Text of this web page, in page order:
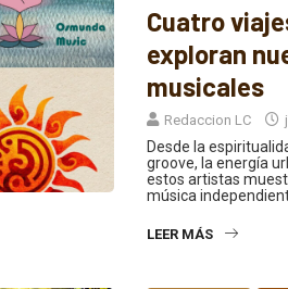
Cuatro
exploran
musicales
Redaccion LC
Desde la
groove, la energía
estos artistas
música
LEER MÁS